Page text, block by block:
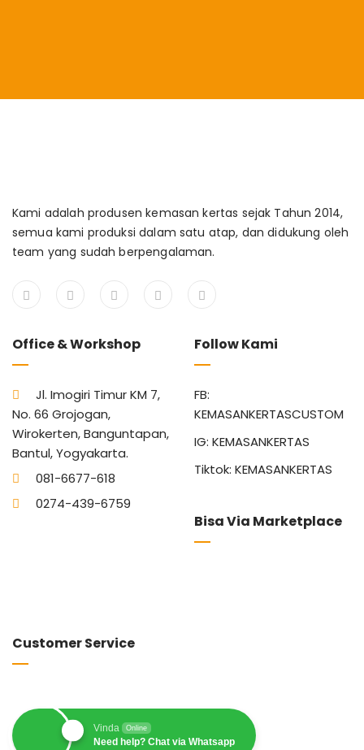
Kami adalah produsen kemasan kertas sejak Tahun 2014,
semua kami produksi dalam satu atap, dan didukung oleh
team yang sudah berpengalaman.
Office & Workshop
Jl. Imogiri Timur KM 7,
No. 66 Grojogan,
Wirokerten, Banguntapan,
Bantul, Yogyakarta.
081-6677-618
0274-439-6759
Follow Kami
FB:
KEMASANKERTASCUSTOM
IG: KEMASANKERTAS
Tiktok: KEMASANKERTAS
Bisa Via Marketplace
Customer Service
Vinda Online
Need help? Chat via Whatsapp